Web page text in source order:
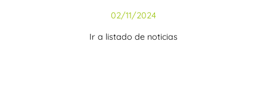
02/11/2024
Ir a listado de noticias